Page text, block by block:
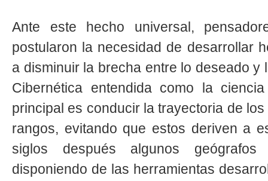
Ante este hecho universal,
postularon la necesidad de desarrollar
a disminuir la brecha entre lo deseado y
Cibernética entendida como la
principal es conducir la trayectoria de
rangos, evitando que estos deriven a
siglos después algunos
disponiendo de las herramientas